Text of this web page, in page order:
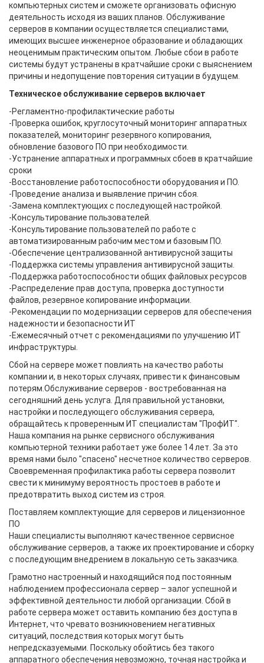
компьютерных систем и сможете организовать офисную
деятельность исходя из ваших планов. Обслуживание
серверов в компании осуществляется специалистами,
имеющих высшее инженерное образование и обладающих
неоценимым практическим опытом. Любые сбои в работе
системы будут устранены в кратчайшие сроки с выяснением
причины и недопущение повторения ситуации в будущем.
Техническое обслуживание серверов включает
-Регламентно-профилактические работы
-Проверка ошибок, круглосуточный мониторинг аппаратных
показателей, мониторинг резервного копирования,
обновление базового ПО при необходимости.
-Устранение аппаратных и программных сбоев в кратчайшие
сроки
-Восстановление работоспособности оборудования и ПО.
-Проведение анализа и выявление причин сбоя.
-Замена комплектующих с последующей настройкой.
-Консультирование пользователей.
-Консультирование пользователей по работе с
автоматизированным рабочим местом и базовым ПО.
-Обеспечение централизованной антивирусной защиты
-Поддержка системы управления антивирусной защиты.
-Поддержка работоспособности общих файловых ресурсов
-Распределение прав доступа, проверка доступности
файлов, резервное копирование информации.
-Рекомендации по модернизации серверов для обеспечения
надежности и безопасности ИТ
-Ежемесячный отчет с рекомендациями по улучшению ИТ
инфраструктуры.
Сбой на сервере может повлиять на качество работы
компании и, в некоторых случаях, привести к финансовым
потерям.Обслуживание серверов - востребованная на
сегодняшний день услуга. Для правильной установки,
настройки и последующего обслуживания сервера,
обращайтесь к проверенным ИT специалистам "ПрофИТ".
Наша компания на рынке сервисного обслуживания
компьютерной техники работает уже более 14 лет. За это
время нами было "спасено" несчетное количество серверов.
Своевременная профилактика работы сервера позволит
свести к минимуму вероятность простоев в работе и
предотвратить выход систем из строя.
Поставляем комплектующие для серверов и лицензионное
ПО
Наши специалисты выполняют качественное сервисное
обслуживание серверов, а также их проектирование и сборку
с последующим внедрением в локальную сеть заказчика.
Грамотно настроенный и находящийся под постоянным
наблюдением профессионала сервер – залог успешной и
эффективной деятельности любой организации. Сбой в
работе сервера может оставить компанию без доступа в
Интернет, что чревато возникновением негативных
ситуаций, последствия которых могут быть
непредсказуемыми. Поскольку обойтись без такого
аппаратного обеспечения невозможно, точная настройка и